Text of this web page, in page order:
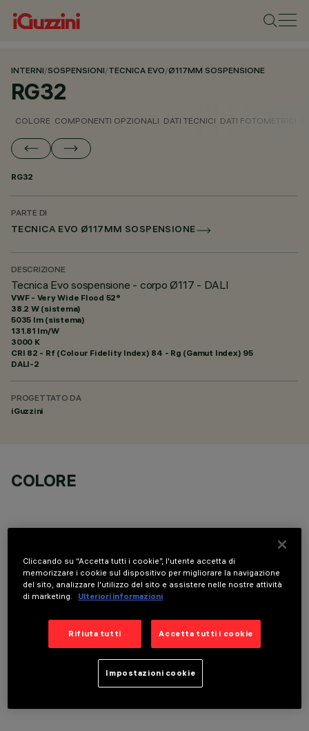
INTERNI/SOSPENSIONI/TECNICA EVO/Ø117MM SOSPENSIONE
RG32
COLORE COMPONENTI OPZIONALI DATI TECNICI DATI FOTOMETRICI
RG32
PARTE DI
TECNICA EVO Ø117MM SOSPENSIONE
DESCRIZIONE
Tecnica Evo sospensione - corpo Ø117 - DALI
VWF - Very Wide Flood 52°
38.2 W (sistema)
5035 lm (sistema)
131.81 lm/W
3000 K
CRI 82 - Rf (Colour Fidelity Index) 84 - Rg (Gamut Index) 95
DALI-2
PROGETTATO DA
iGuzzini
COLORE
COMPONENTI OPZIONALI
DATI TECNICI
Cliccando su “Accetta tutti i cookie”, l'utente accetta di
memorizzare i cookie sul dispositivo per migliorare la navigazione
del sito, analizzare l'utilizzo del sito e assistere nelle nostre attività
di marketing.
Ulteriori informazioni
Rifiuta tutti Accetta tutti i cookie
Impostazioni cookie